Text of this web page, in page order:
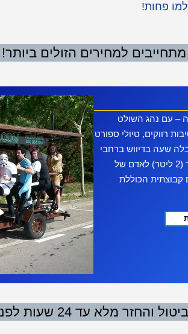
פחות!
מתחייבים למחירים הזולים ביותר!
– עם נהג השולט
רווקים, טיולי ספורט
של עד 15 מטיילים תבלה שעה בדיווש ברחבי
העיר, תהנה ממוזיקה, מאווירה כיפית ומ-1 ליטר (2 ליטר) לאדם של
קבוצתית הכוללת
מלא עד 24 שעות לפני הביקור!